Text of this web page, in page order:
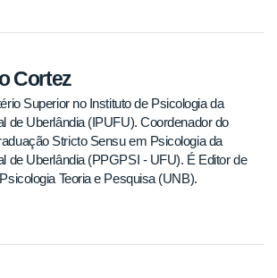
Cortez
Superior no Instituto de Psicologia da
de Uberlândia (IPUFU). Coordenador do
Stricto Sensu em Psicologia da
de Uberlândia (PPGPSI - UFU). É Editor de
Teoria e Pesquisa (UNB).